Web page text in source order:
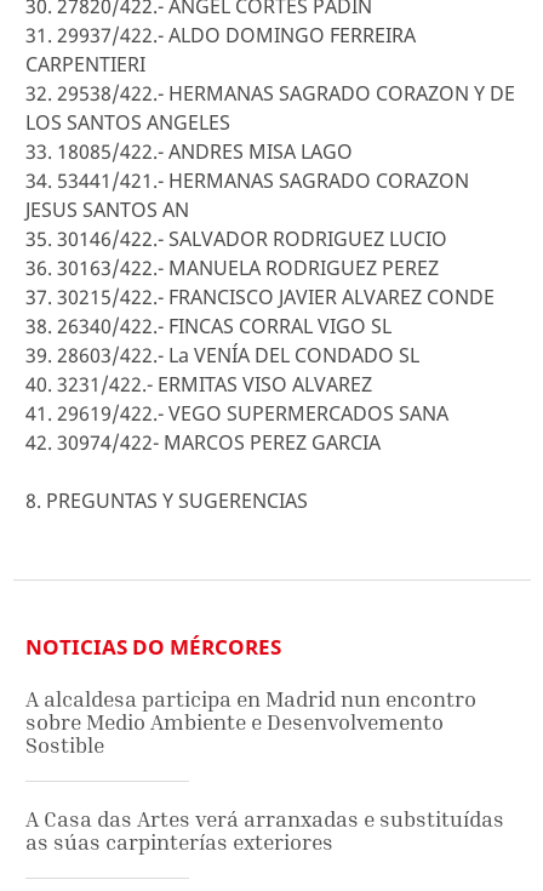
30. 27820/422.- ANGEL CORTES PADIN
31. 29937/422.- ALDO DOMINGO FERREIRA
CARPENTIERI
32. 29538/422.- HERMANAS SAGRADO CORAZON Y DE
LOS SANTOS ANGELES
33. 18085/422.- ANDRES MISA LAGO
34. 53441/421.- HERMANAS SAGRADO CORAZON
JESUS SANTOS AN
35. 30146/422.- SALVADOR RODRIGUEZ LUCIO
36. 30163/422.- MANUELA RODRIGUEZ PEREZ
37. 30215/422.- FRANCISCO JAVIER ALVAREZ CONDE
38. 26340/422.- FINCAS CORRAL VIGO SL
39. 28603/422.- La VENÍA DEL CONDADO SL
40. 3231/422.- ERMITAS VISO ALVAREZ
41. 29619/422.- VEGO SUPERMERCADOS SANA
42. 30974/422- MARCOS PEREZ GARCIA
8. PREGUNTAS Y SUGERENCIAS
NOTICIAS DO MÉRCORES
A alcaldesa participa en Madrid nun encontro
sobre Medio Ambiente e Desenvolvemento
Sostible
A Casa das Artes verá arranxadas e substituídas
as súas carpinterías exteriores